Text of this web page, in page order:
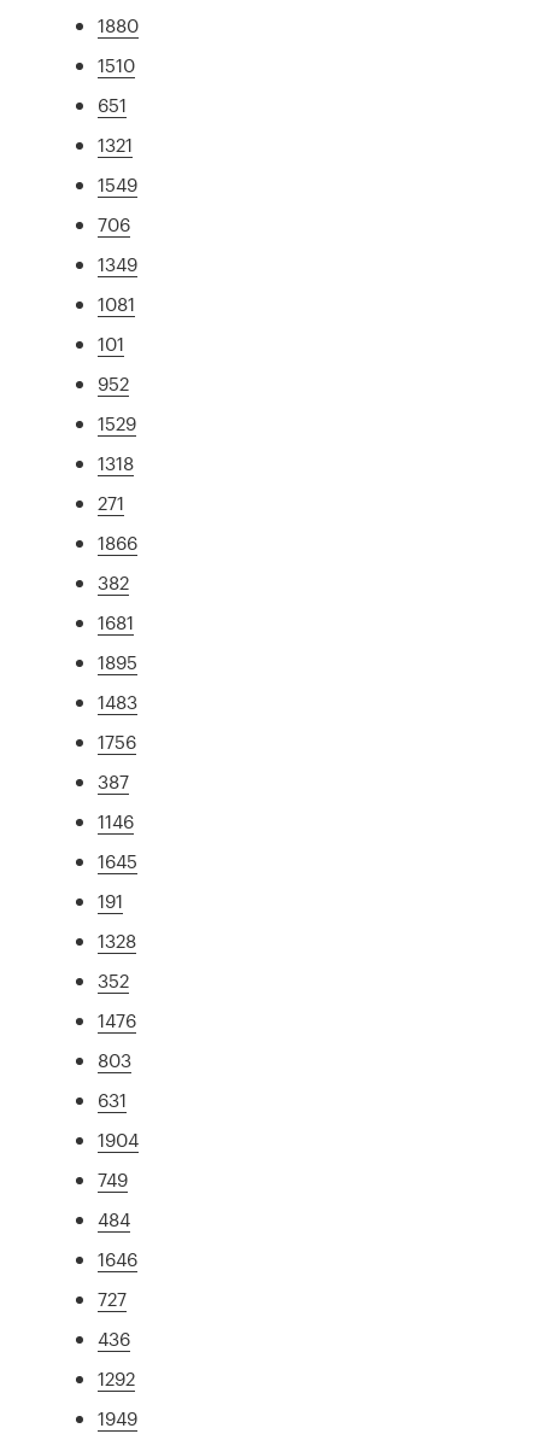
1880
1510
651
1321
1549
706
1349
1081
101
952
1529
1318
271
1866
382
1681
1895
1483
1756
387
1146
1645
191
1328
352
1476
803
631
1904
749
484
1646
727
436
1292
1949